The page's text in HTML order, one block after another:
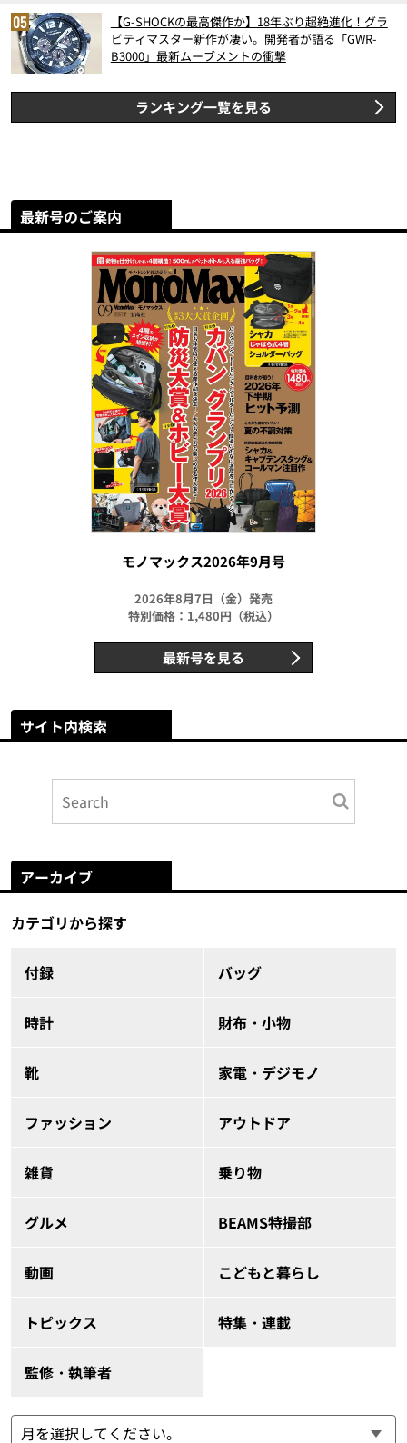
【G-SHOCKの最高傑作か】18年ぶり超絶進化！グラ
ビティマスター新作が凄い。開発者が語る「GWR-
B3000」最新ムーブメントの衝撃
ランキング一覧を見る
最新号のご案内
モノマックス2026年9月号
2026年8月7日（金）発売
特別価格：1,480円（税込）
最新号を見る
サイト内検索
アーカイブ
カテゴリから探す
付録 バッグ
時計 財布・小物
靴 家電・デジモノ
ファッション アウトドア
雑貨 乗り物
グルメ BEAMS特撮部
動画 こどもと暮らし
トピックス 特集・連載
監修・執筆者